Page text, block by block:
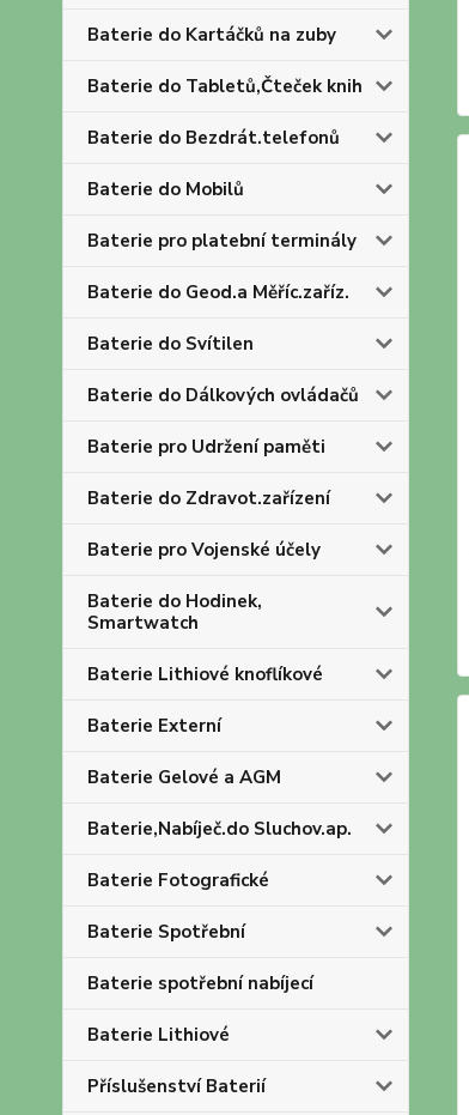
Baterie do Kartáčků na zuby
Baterie do Tabletů,Čteček knih
Baterie do Bezdrát.telefonů
Baterie do Mobilů
Baterie pro platební terminály
Baterie do Geod.a Měříc.zaříz.
Baterie do Svítilen
Baterie do Dálkových ovládačů
Baterie pro Udržení paměti
Baterie do Zdravot.zařízení
Baterie pro Vojenské účely
Baterie do Hodinek,
Smartwatch
Baterie Lithiové knoflíkové
Baterie Externí
Baterie Gelové a AGM
Baterie,Nabíječ.do Sluchov.ap.
Baterie Fotografické
Baterie Spotřební
Baterie spotřební nabíjecí
Baterie Lithiové
Příslušenství Baterií